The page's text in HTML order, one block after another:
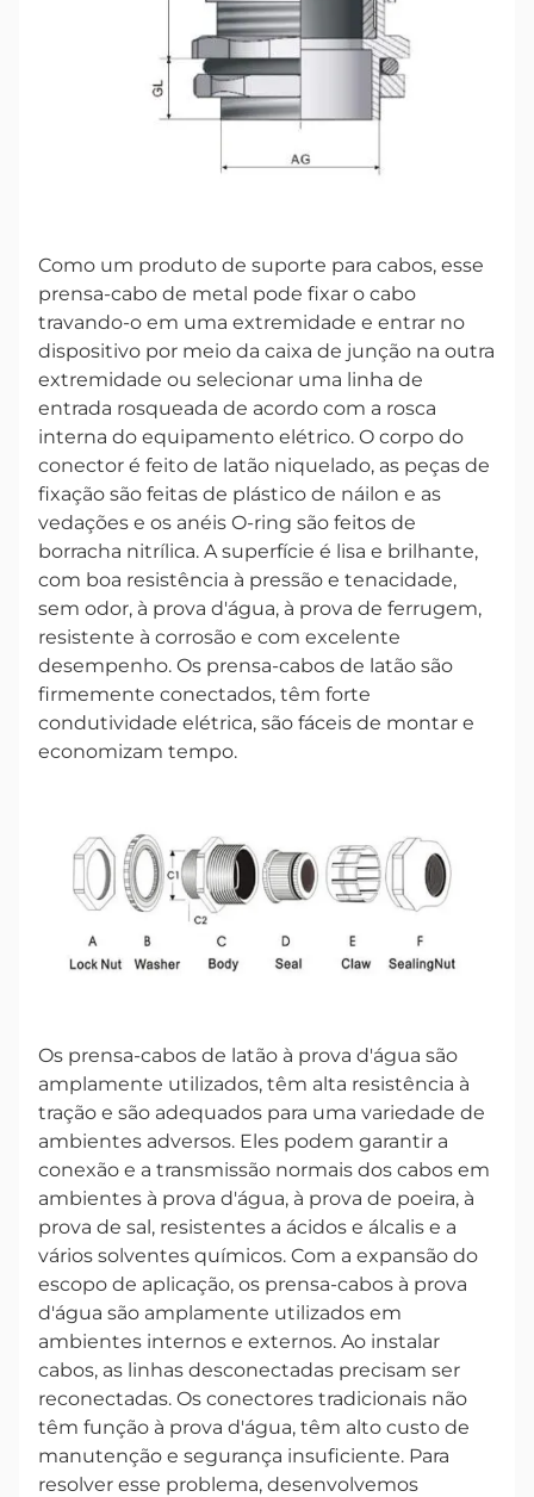
Como um produto de suporte para cabos, esse
prensa-cabo de metal pode fixar o cabo
travando-o em uma extremidade e entrar no
dispositivo por meio da caixa de junção na outra
extremidade ou selecionar uma linha de
entrada rosqueada de acordo com a rosca
interna do equipamento elétrico. O corpo do
conector é feito de latão niquelado, as peças de
fixação são feitas de plástico de náilon e as
vedações e os anéis O-ring são feitos de
borracha nitrílica. A superfície é lisa e brilhante,
com boa resistência à pressão e tenacidade,
sem odor, à prova d'água, à prova de ferrugem,
resistente à corrosão e com excelente
desempenho. Os prensa-cabos de latão são
firmemente conectados, têm forte
condutividade elétrica, são fáceis de montar e
economizam tempo.
Os prensa-cabos de latão à prova d'água são
amplamente utilizados, têm alta resistência à
tração e são adequados para uma variedade de
ambientes adversos. Eles podem garantir a
conexão e a transmissão normais dos cabos em
ambientes à prova d'água, à prova de poeira, à
prova de sal, resistentes a ácidos e álcalis e a
vários solventes químicos. Com a expansão do
escopo de aplicação, os prensa-cabos à prova
d'água são amplamente utilizados em
ambientes internos e externos. Ao instalar
cabos, as linhas desconectadas precisam ser
reconectadas. Os conectores tradicionais não
têm função à prova d'água, têm alto custo de
manutenção e segurança insuficiente. Para
resolver esse problema, desenvolvemos